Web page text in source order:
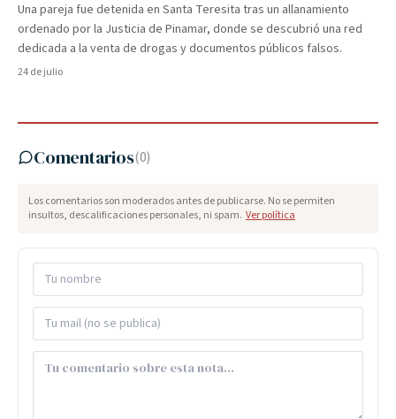
Una pareja fue detenida en Santa Teresita tras un allanamiento
ordenado por la Justicia de Pinamar, donde se descubrió una red
dedicada a la venta de drogas y documentos públicos falsos.
24 de julio
Comentarios(0)
Los comentarios son moderados antes de publicarse. No se permiten
insultos, descalificaciones personales, ni spam. Ver política